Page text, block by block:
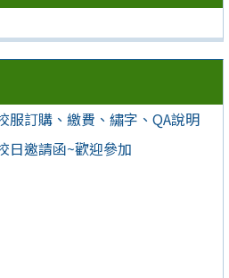
服訂購、繳費、繡字、QA說明
日邀請函~歡迎參加